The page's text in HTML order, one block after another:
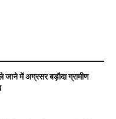
में अग्रसर बड़ौदा ग्रामीण